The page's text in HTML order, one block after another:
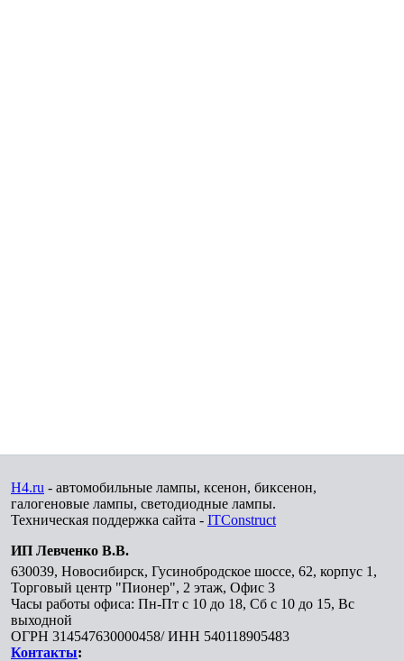
H4.ru - автомобильные лампы, ксенон, биксенон,
галогеновые лампы, светодиодные лампы.
Техническая поддержка сайта - ITConstruct
ИП Левченко В.В.
630039, Новосибирск, Гусинобродское шоссе, 62, корпус 1,
Торговый центр "Пионер", 2 этаж, Офис 3
Часы работы офиса: Пн-Пт с 10 до 18, Сб с 10 до 15, Вс
выходной
ОГРН 314547630000458/ ИНН 540118905483
Контакты: